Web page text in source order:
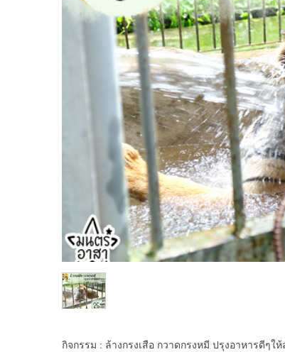
กิจกรรม : ล้างกรงเสือ กวาดกรงหมี ปรุงอาหารดีๆใ